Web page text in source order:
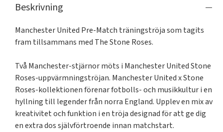
Beskrivning
Manchester United Pre-Match träningströja som tagits
fram tillsammans med The Stone Roses.
Två Manchester-stjärnor möts i Manchester United Stone
Roses-uppvärmningströjan. Manchester United x Stone
Roses-kollektionen förenar fotbolls- och musikkultur i en
hyllning till legender från norra England. Upplev en mix av
kreativitet och funktion i en tröja designad för att ge dig
en extra dos självförtroende innan matchstart.